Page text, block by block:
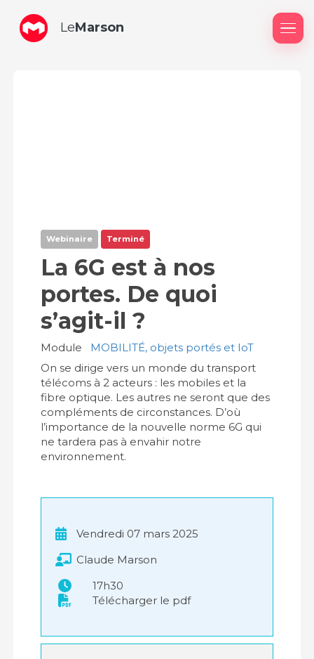
LeMarson
Webinaire Terminé
La 6G est à nos
portes. De quoi
s’agit-il ?
Module
MOBILITÉ, objets portés et IoT
On se dirige vers un monde du transport
télécoms à 2 acteurs : les mobiles et la
fibre optique. Les autres ne seront que des
compléments de circonstances. D’où
l’importance de la nouvelle norme 6G qui
ne tardera pas à envahir notre
environnement.
Vendredi 07 mars 2025
Claude Marson
17h30
Télécharger le pdf